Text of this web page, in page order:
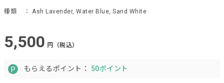
種類 ： Ash Lavender, Water Blue, Sand White
5,500 円（税込）
もらえるポイント： 50ポイント